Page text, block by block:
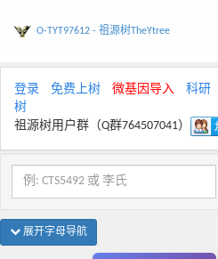
O-TYT97612 - 祖源树TheYtree
登录 免费上树 微基因导入 科研
树
祖源树用户群（Q群764507041）
展开字母导航